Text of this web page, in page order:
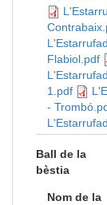
Flabiol.pdf
1.pdf
-
Ball de la
bèstia
Nom de la